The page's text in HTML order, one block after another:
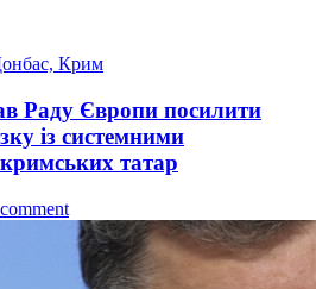
Крим
Раду Європи посилити
із системними
татар